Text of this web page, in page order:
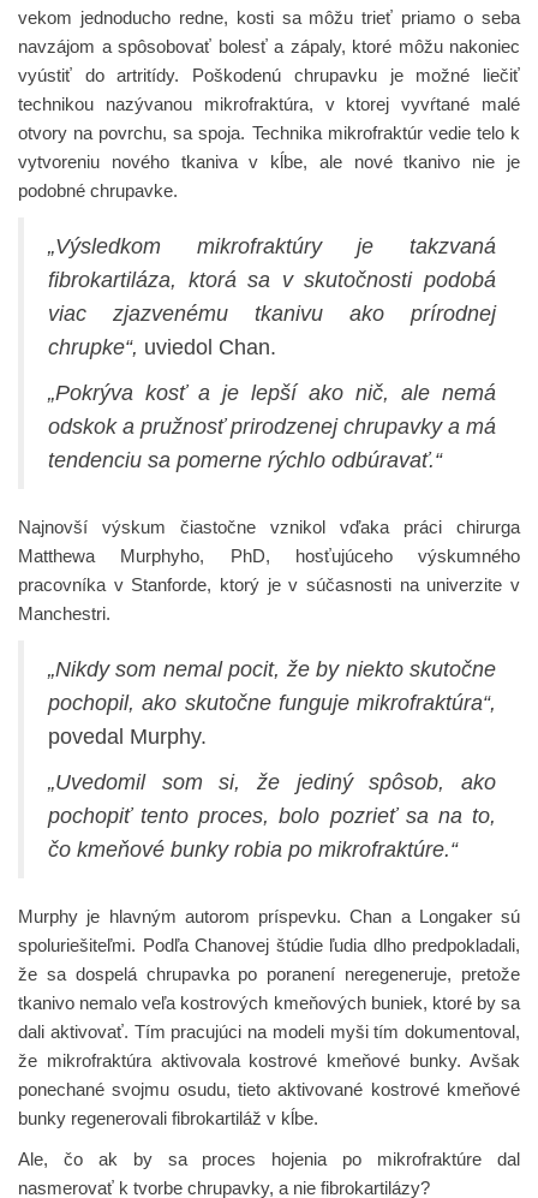
vekom jednoducho redne, kosti sa môžu trieť priamo o seba
navzájom a spôsobovať bolesť a zápaly, ktoré môžu nakoniec
vyústiť do artritídy. Poškodenú chrupavku je možné liečiť
technikou nazývanou mikrofraktúra, v ktorej vyvŕtané malé
otvory na povrchu, sa spoja. Technika mikrofraktúr vedie telo k
vytvoreniu nového tkaniva v kĺbe, ale nové tkanivo nie je
podobné chrupavke.
„Výsledkom mikrofraktúry je takzvaná
fibrokartiláza, ktorá sa v skutočnosti podobá
viac zjazvenému tkanivu ako prírodnej
chrupke“, uviedol Chan.
„Pokrýva kosť a je lepší ako nič, ale nemá
odskok a pružnosť prirodzenej chrupavky a má
tendenciu sa pomerne rýchlo odbúravať.“
Najnovší výskum čiastočne vznikol vďaka práci chirurga
Matthewa Murphyho, PhD, hosťujúceho výskumného
pracovníka v Stanforde, ktorý je v súčasnosti na univerzite v
Manchestri.
„Nikdy som nemal pocit, že by niekto skutočne
pochopil, ako skutočne funguje mikrofraktúra“,
povedal Murphy.
„Uvedomil som si, že jediný spôsob, ako
pochopiť tento proces, bolo pozrieť sa na to,
čo kmeňové bunky robia po mikrofraktúre.“
Murphy je hlavným autorom príspevku. Chan a Longaker sú
spoluriešiteľmi. Podľa Chanovej štúdie ľudia dlho predpokladali,
že sa dospelá chrupavka po poranení neregeneruje, pretože
tkanivo nemalo veľa kostrových kmeňových buniek, ktoré by sa
dali aktivovať. Tím pracujúci na modeli myši tím dokumentoval,
že mikrofraktúra aktivovala kostrové kmeňové bunky. Avšak
ponechané svojmu osudu, tieto aktivované kostrové kmeňové
bunky regenerovali fibrokartiláž v kĺbe.
Ale, čo ak by sa proces hojenia po mikrofraktúre dal
nasmerovať k tvorbe chrupavky, a nie fibrokartilázy?